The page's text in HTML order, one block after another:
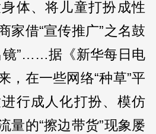
体、将儿童打扮成性
家借“宣传推广”之名鼓
镜”……据《新华每日电
，在一些网络“种草”平
行成人化打扮、模仿
量的“擦边带货”现象屡